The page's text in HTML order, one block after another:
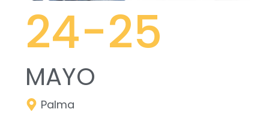
24-25
MAYO
Palma